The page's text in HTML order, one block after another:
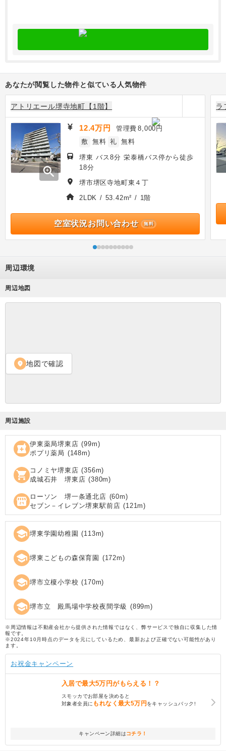
あなたが閲覧した物件と似ている人気物件
アトリエール堺寺地町【1階】
zoom_in
12.4万円 管理費 8,000円
敷 無料 礼 無料
堺東 バス8分 栄泰橋バス停から徒歩
18分
堺市堺区寺地町東４丁
2LDK / 53.42m² / 1階
空室状況お問い合わせ 無料
ラ
周辺環境
周辺地図
location_on 地図で確認
周辺施設
local_pharmacy 伊東薬局堺東店 (99m)
ポプリ薬局 (148m)
shopping_cart コノミヤ堺東店 (356m)
成城石井 堺東店 (380m)
local_convenience_store ローソン 堺一条通北店 (60m)
セブン－イレブン堺東駅前店 (121m)
school 堺東学園幼稚園 (113m)
school 堺東こどもの森保育園 (172m)
school 堺市立榎小学校 (170m)
school 堺市立 殿馬場中学校夜間学級 (899m)
※周辺情報は不動産会社から提供された情報ではなく、弊サービスで独自に収集した情
報です。
※2024年10月時点のデータを元にしているため、最新および正確でない可能性があり
ます。
お祝金キャンペーン
入居で最大5万円がもらえる！？
スモッカでお部屋を決めると
対象者全員に もれなく最大5万円 をキャッシュバック!
キャンペーン詳細はコチラ！